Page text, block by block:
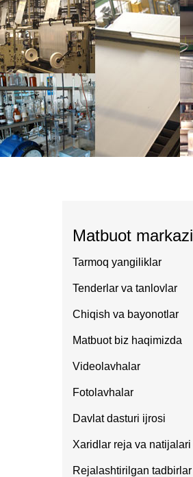
Matbuot markazi
Tarmoq yangiliklar
Tenderlar va tanlovlar
Chiqish va bayonotlar
Matbuot biz haqimizda
Videolavhalar
Fotolavhalar
Davlat dasturi ijrosi
Xaridlar reja va natijalari
Rejalashtirilgan tadbirlar